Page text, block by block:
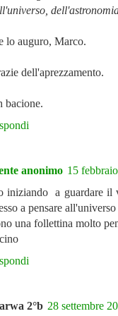
lo auguro, Marco.
dell'aprezzamento.
bacione.
anonimo 15
iniziando a guardare il
a pensare
una follettina molto
2°b 28 settembre